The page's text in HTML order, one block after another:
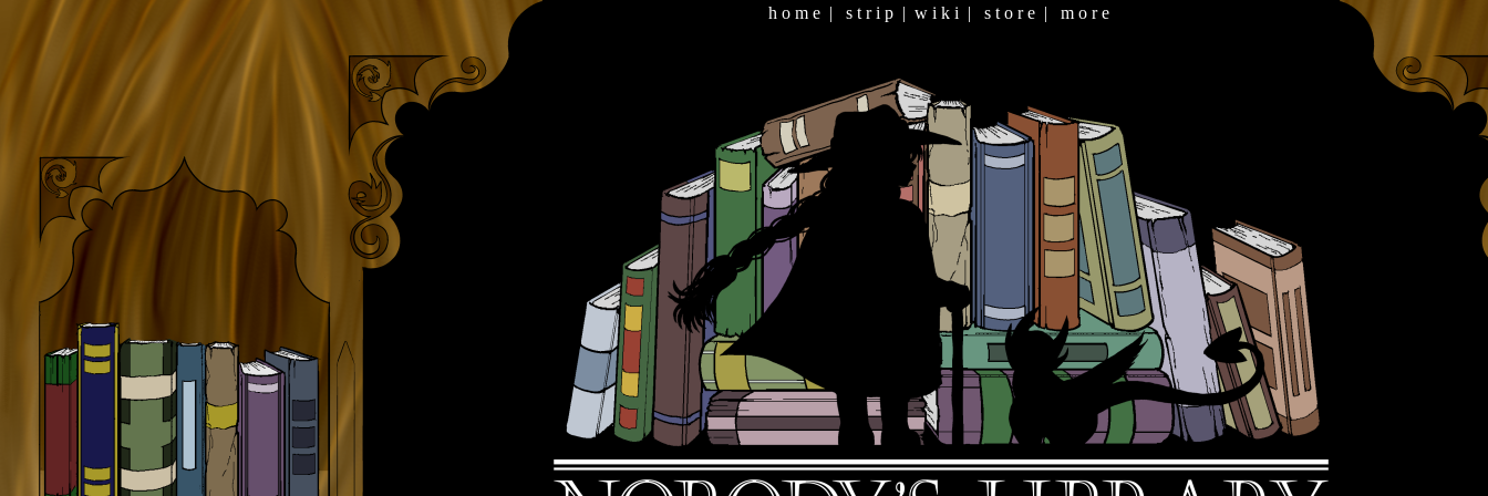
h o m e | s t r i p | w i k i | s t o r e | m o r e